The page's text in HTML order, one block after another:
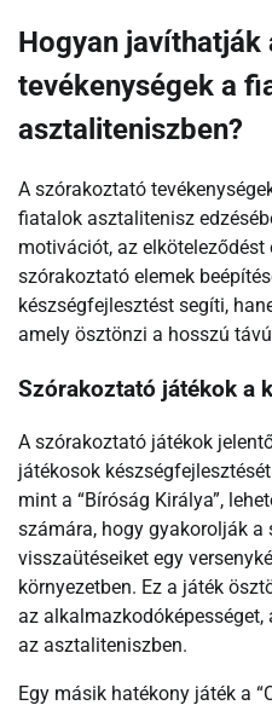
Hogyan javíthatják
tevékenységek a
asztaliteniszben?
A szórakoztató
fiatalok asztalitenisz
motivációt, az
szórakoztató elemek
készségfejlesztést segíti,
amely ösztönzi a hosszú
Szórakoztató játékok a
A szórakoztató játékok
játékosok
mint a “Bíróság Királya”,
számára, hogy gyakorolják a
visszaütéseiket egy
környezetben. Ez a játék
az alkalmazkodóképességet,
az asztaliteniszben.
Egy másik hatékony játék a